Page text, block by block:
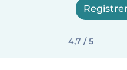
4,7 / 5